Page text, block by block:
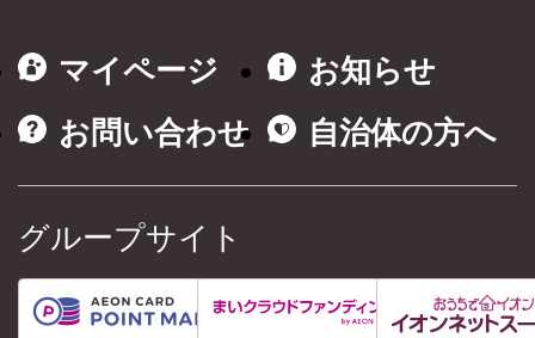
マイページ
お知らせ
お問い合わせ
自治体の方へ
グループサイト